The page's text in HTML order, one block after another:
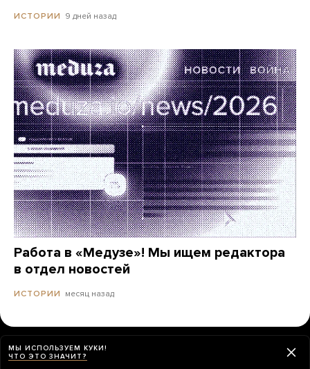
ИСТОРИИ 9 дней назад
Работа в «Медузе»! Мы ищем редактора
в отдел новостей
ИСТОРИИ месяц назад
МЫ ИСПОЛЬЗУЕМ КУКИ!
ЧТО ЭТО ЗНАЧИТ?